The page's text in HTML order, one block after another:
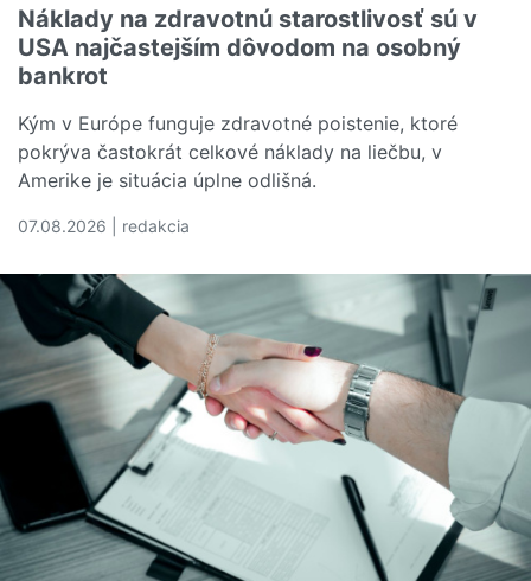
Náklady na zdravotnú starostlivosť sú v
USA najčastejším dôvodom na osobný
bankrot
Kým v Európe funguje zdravotné poistenie, ktoré
pokrýva častokrát celkové náklady na liečbu, v
Amerike je situácia úplne odlišná.
07.08.2026 | redakcia